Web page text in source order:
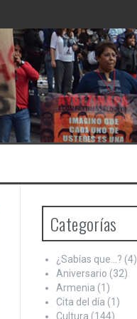
de Israel
Categorías
¿Sabías que…? (4)
Aniversario (32)
Armenia (1)
Cita del día (1)
Cultura (144)